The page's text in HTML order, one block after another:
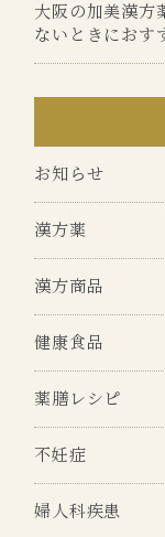
大阪の加美漢方
ないときにおす
お知らせ
漢方薬
漢方商品
健康食品
薬膳レシピ
不妊症
婦人科疾患